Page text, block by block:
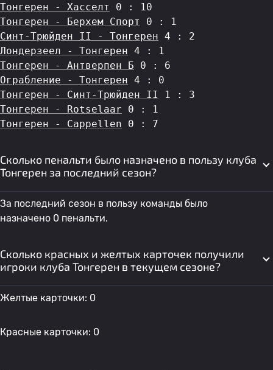
Тонгерен - Хасселт
0 : 10
Тонгерен - Берхем Спорт
0 : 1
Синт-Трюйден II - Тонгерен 4 : 2
Лондерзеел - Тонгерен 4 : 1
Тонгерен - Антверпен Б 0 : 6
Ограбление - Тонгерен 4 : 0
Тонгерен - Синт-Трюйден II
1 : 3
Тонгерен - Rotselaar 0 : 1
Тонгерен - Cappellen 0 : 7
Сколько пенальти было назначено в пользу клуба
Тонгерен за последний сезон?
За последний сезон в пользу команды было
назначено 0 пенальти.
Сколько красных и желтых карточек получили
игроки клуба Тонгерен в текущем сезоне?
Желтые карточки: 0
Красные карточки: 0